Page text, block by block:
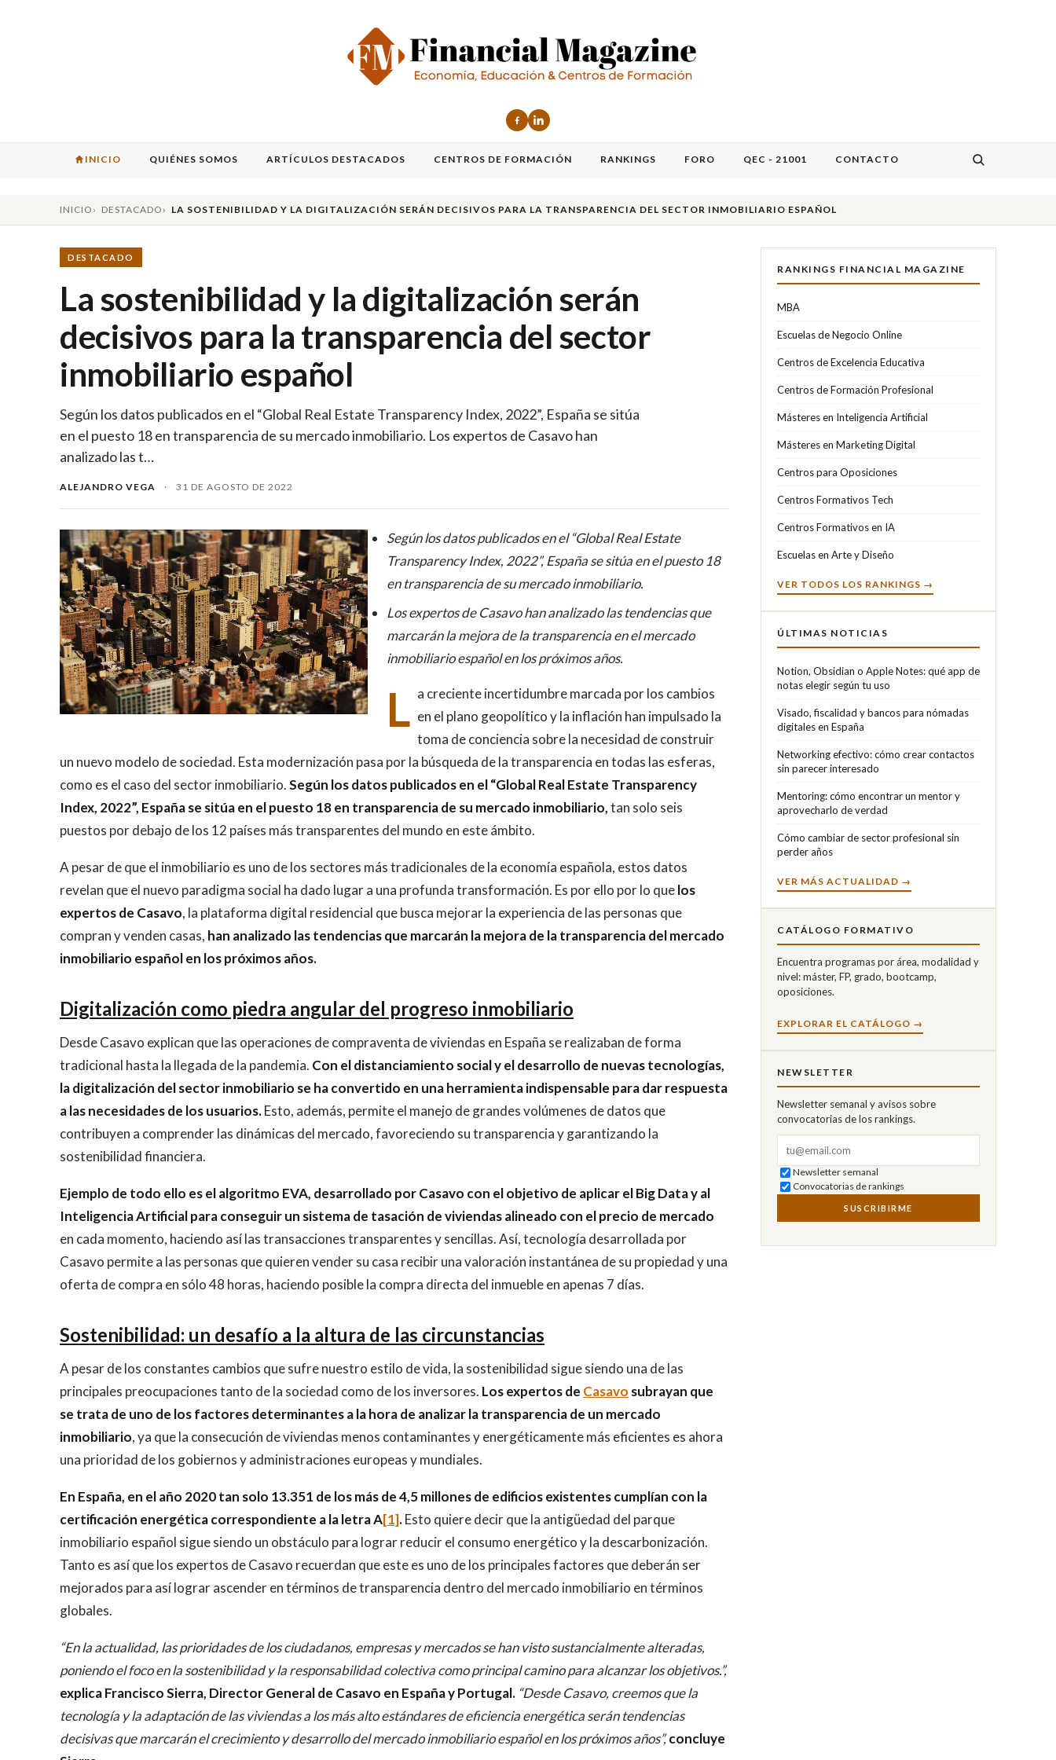
INICIO QUIÉNES SOMOS ARTÍCULOS DESTACADOS CENTROS DE FORMACIÓN RANKINGS FORO QEC - 21001 CONTACTO
INICIO DESTACADO LA SOSTENIBILIDAD Y LA DIGITALIZACIÓN SERÁN DECISIVOS PARA LA TRANSPARENCIA DEL SECTOR INMOBILIARIO ESPAÑOL
DESTACADO
La sostenibilidad y la digitalización serán
decisivos para la transparencia del sector
inmobiliario español
Según los datos publicados en el “Global Real Estate Transparency Index, 2022”, España se sitúa
en el puesto 18 en transparencia de su mercado inmobiliario. Los expertos de Casavo han
analizado las t…
ALEJANDRO VEGA · 31 DE AGOSTO DE 2022
Según los datos publicados en el “Global Real Estate
Transparency Index, 2022”, España se sitúa en el puesto 18
en transparencia de su mercado inmobiliario.
Los expertos de Casavo han analizado las tendencias que
marcarán la mejora de la transparencia en el mercado
inmobiliario español en los próximos años.
L a creciente incertidumbre marcada por los cambios
en el plano geopolítico y la inflación han impulsado la
toma de conciencia sobre la necesidad de construir
un nuevo modelo de sociedad. Esta modernización pasa por la búsqueda de la transparencia en todas las esferas,
como es el caso del sector inmobiliario.Según los datos publicados en el “Global Real Estate Transparency
Index, 2022”, España se sitúa en el puesto 18 en transparencia de su mercado inmobiliario,tan solo seis
puestos por debajo de los 12 países más transparentes del mundo en este ámbito.
A pesar de que el inmobiliario es uno de los sectores más tradicionales de la economía española, estos datos
revelan que el nuevo paradigma social ha dado lugar a una profunda transformación. Es por ello por lo quelos
expertos de Casavo, la plataforma digital residencial que busca mejorar la experiencia de las personas que
compran y venden casas, han analizado las tendencias que marcarán la mejora de la transparencia del mercado
inmobiliario español en los próximos años.
Digitalización como piedra angular del progreso inmobiliario
Desde Casavo explican que las operaciones de compraventa de viviendas en España se realizaban de forma
tradicional hasta la llegada de la pandemia. Con el distanciamiento social y el desarrollo de nuevas tecnologías,
la digitalización del sector inmobiliario se ha convertido en una herramienta indispensable para dar respuesta
a las necesidades de los usuarios.Esto, además, permite el manejo de grandes volúmenes de datos que
contribuyen a comprender las dinámicas del mercado, favoreciendo su transparencia y garantizando la
sostenibilidad financiera.
Ejemplo de todo ello es el algoritmo EVA, desarrollado por Casavo con el objetivo de aplicar el Big Data y al
Inteligencia Artificial para conseguir un sistema de tasación de viviendas alineado con el precio de mercado
en cada momento, haciendo así las transacciones transparentes y sencillas. Así, tecnología desarrollada por
Casavo permite a las personas que quieren vender su casa recibir una valoración instantánea de su propiedad y una
oferta de compra en sólo 48 horas, haciendo posible la compra directa del inmueble en apenas 7 días.
Sostenibilidad: un desafío a la altura de las circunstancias
A pesar de los constantes cambios que sufre nuestro estilo de vida, la sostenibilidad sigue siendo una de las
principales preocupaciones tanto de la sociedad como de los inversores. Los expertos de Casavo subrayan que
se trata de uno de los factores determinantes a la hora de analizar la transparencia de un mercado
inmobiliario, ya que la consecución de viviendas menos contaminantes y energéticamente más eficientes es ahora
una prioridad de los gobiernos y administraciones europeas y mundiales.
En España, en el año 2020 tan solo 13.351 de los más de 4,5 millones de edificios existentes cumplían con la
certificación energética correspondiente a la letra A[1].Esto quiere decir que la antigüedad del parque
inmobiliario español sigue siendo un obstáculo para lograr reducir el consumo energético y la descarbonización.
Tanto es así que los expertos de Casavo recuerdan que este es uno de los principales factores que deberán ser
mejorados para así lograr ascender en términos de transparencia dentro del mercado inmobiliario en términos
globales.
“En la actualidad, las prioridades de los ciudadanos, empresas y mercados se han visto sustancialmente alteradas,
poniendo el foco en la sostenibilidad y la responsabilidad colectiva como principal camino para alcanzar los objetivos.”,
explica Francisco Sierra, Director General de Casavo en España yPortugal. “Desde Casavo, creemos que la
tecnología y la adaptación de las viviendas a los más alto estándares de eficiencia energética serán tendencias
decisivas que marcarán el crecimiento y desarrollo del mercado inmobiliario español en los próximos años”,concluye
RANKINGS FINANCIAL MAGAZINE
MBA
Escuelas de Negocio Online
Centros de Excelencia Educativa
Centros de Formación Profesional
Másteres en Inteligencia Artificial
Másteres en Marketing Digital
Centros para Oposiciones
Centros Formativos Tech
Centros Formativos en IA
Escuelas en Arte y Diseño
VER TODOS LOS RANKINGS →
ÚLTIMAS NOTICIAS
Notion, Obsidian o Apple Notes: qué app de
notas elegir según tu uso
Visado, fiscalidad y bancos para nómadas
digitales en España
Networking efectivo: cómo crear contactos
sin parecer interesado
Mentoring: cómo encontrar un mentor y
aprovecharlo de verdad
Cómo cambiar de sector profesional sin
perder años
VER MÁS ACTUALIDAD →
CATÁLOGO FORMATIVO
Encuentra programas por área, modalidad y
nivel: máster, FP, grado, bootcamp,
oposiciones.
EXPLORAR EL CATÁLOGO →
NEWSLETTER
Newsletter semanal y avisos sobre
convocatorias de los rankings.
Newsletter semanal
Convocatorias de rankings
SUSCRIBIRME